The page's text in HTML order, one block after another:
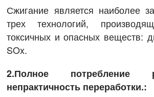
Сжигание является наиболее
трех технологий,
токсичных и опасных веществ:
SOx.
2.Полное потребление
непрактичность переработки.: